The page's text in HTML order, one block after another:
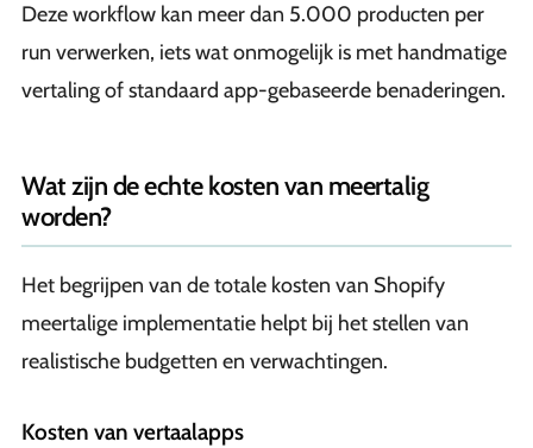
Deze workflow kan meer dan 5.000 producten per
run verwerken, iets wat onmogelijk is met handmatige
vertaling of standaard app-gebaseerde benaderingen.
Wat zijn de echte kosten van meertalig
worden?
Het begrijpen van de totale kosten van Shopify
meertalige implementatie helpt bij het stellen van
realistische budgetten en verwachtingen.
Kosten van vertaalapps